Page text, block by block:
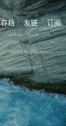
存档 友链 订阅